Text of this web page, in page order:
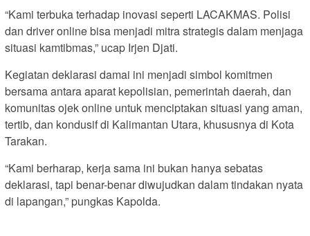
“Kami terbuka terhadap inovasi seperti LACAKMAS. Polisi
dan driver online bisa menjadi mitra strategis dalam menjaga
situasi kamtibmas,” ucap Irjen Djati.
Kegiatan deklarasi damai ini menjadi simbol komitmen
bersama antara aparat kepolisian, pemerintah daerah, dan
komunitas ojek online untuk menciptakan situasi yang aman,
tertib, dan kondusif di Kalimantan Utara, khususnya di Kota
Tarakan.
“Kami berharap, kerja sama ini bukan hanya sebatas
deklarasi, tapi benar-benar diwujudkan dalam tindakan nyata
di lapangan,” pungkas Kapolda.